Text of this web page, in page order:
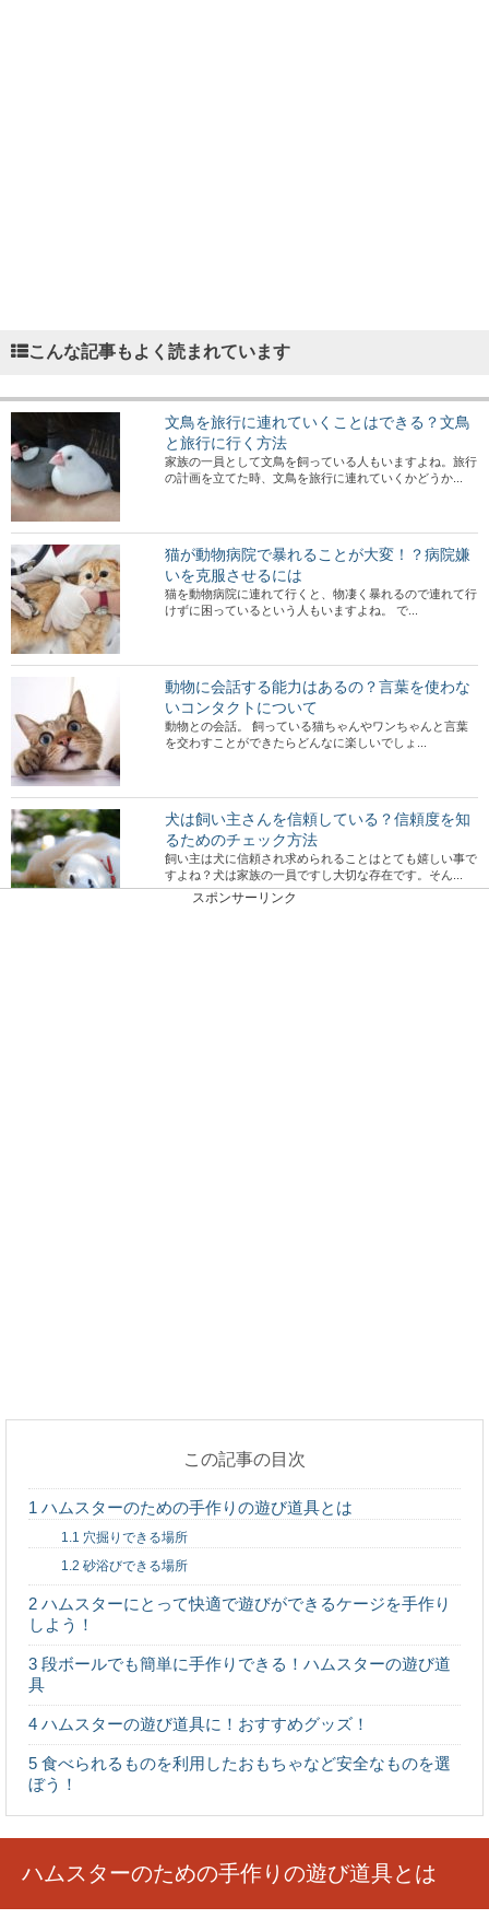
こんな記事もよく読まれています
文鳥を旅行に連れていくことはできる？文鳥
と旅行に行く方法
家族の一員として文鳥を飼っている人もいますよね。旅行
の計画を立てた時、文鳥を旅行に連れていくかどうか...
猫が動物病院で暴れることが大変！？病院嫌
いを克服させるには
猫を動物病院に連れて行くと、物凄く暴れるので連れて行
けずに困っているという人もいますよね。 で...
動物に会話する能力はあるの？言葉を使わな
いコンタクトについて
動物との会話。 飼っている猫ちゃんやワンちゃんと言葉
を交わすことができたらどんなに楽しいでしょ...
犬は飼い主さんを信頼している？信頼度を知
るためのチェック方法
飼い主は犬に信頼され求められることはとても嬉しい事で
すよね？犬は家族の一員ですし大切な存在です。そん...
べ方も紹介！
魚に「オジサン」という名前があるのを知っていますか？
その名前の由来が気になりませんか？ オ...
ハムスターは種類がいっぱい！大きいのは？
れぞれ違うのをご存知でしょうか？ では、ハ...
親猫から子猫を引き離すベストなタイミング
子猫がお家でたくさん生まれたら、里親に出そうと考えて
犬はネイルの匂いが苦手！犬が嫌がる匂いは
スポンサーリンク
この記事の目次
1 ハムスターのための手作りの遊び道具とは
1.1 穴掘りできる場所
1.2 砂浴びできる場所
2 ハムスターにとって快適で遊びができるケージを手作り
しよう！
3 段ボールでも簡単に手作りできる！ハムスターの遊び道
具
4 ハムスターの遊び道具に！おすすめグッズ！
5 食べられるものを利用したおもちゃなど安全なものを選
ぼう！
ハムスターのための手作りの遊び道具とは